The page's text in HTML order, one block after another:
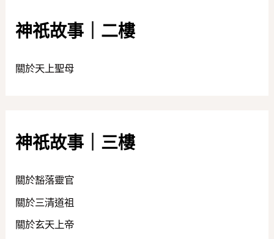
神祇故事｜二樓
關於天上聖母
神祇故事｜三樓
關於豁落靈官
關於三清道祖
關於玄天上帝